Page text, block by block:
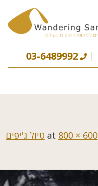
03-6489992
800 × 600
טיול ג'יפים